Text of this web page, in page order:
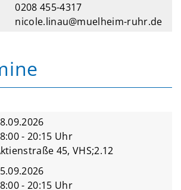
0208 455-4317
nicole.linau@muelheim-ruhr.de
- 20:15 Uhr
45, VHS;2.12
- 20:15 Uhr